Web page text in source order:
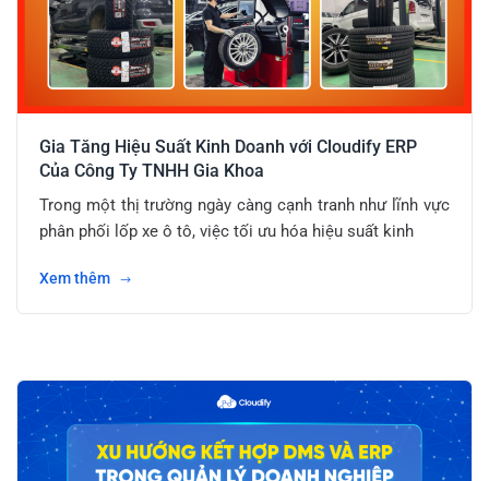
Gia Tăng Hiệu Suất Kinh Doanh với Cloudify ERP
Của Công Ty TNHH Gia Khoa
Trong một thị trường ngày càng cạnh tranh như lĩnh vực
phân phối lốp xe ô tô, việc tối ưu hóa hiệu suất kinh
Xem thêm